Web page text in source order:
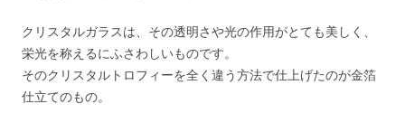
クリスタルガラスは、その透明さや光の作用がとても美しく、
栄光を称えるにふさわしいものです。
そのクリスタルトロフィーを全く違う方法で仕上げたのが金箔
仕立てのもの。